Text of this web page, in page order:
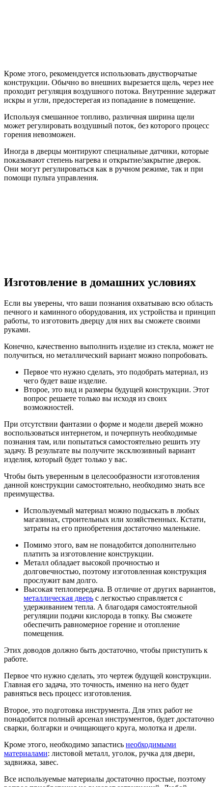
Кроме этого, рекомендуется использовать двустворчатые
конструкции. Обычно во внешних вырезается щель, через нее
проходит регуляция воздушного потока. Внутренние задержат
искры и угли, предостерегая из попадание в помещение.
Используя смешанное топливо, различная ширина щели
может регулировать воздушный поток, без которого процесс
горения невозможен.
Иногда в дверцы монтируют специальные датчики, которые
показывают степень нагрева и открытие/закрытие дверок.
Они могут регулироваться как в ручном режиме, так и при
помощи пульта управления.
Изготовление в домашних условиях
Если вы уверены, что ваши познания охватываю всю область
печного и каминного оборудования, их устройства и принцип
работы, то изготовить дверцу для них вы сможете своими
руками.
Конечно, качественно выполнить изделие из стекла, может не
получиться, но металлический вариант можно попробовать.
Первое что нужно сделать, это подобрать материал, из
чего будет ваше изделие.
Второе, это вид и размеры будущей конструкции. Этот
вопрос решаете только вы исходя из своих
возможностей.
При отсутствии фантазии о форме и модели дверей можно
воспользоваться интернетом, и почерпнуть необходимые
познания там, или попытаться самостоятельно решить эту
задачу. В результате вы получите эксклюзивный вариант
изделия, который будет только у вас.
Чтобы быть уверенным в целесообразности изготовления
данной конструкции самостоятельно, необходимо знать все
преимущества.
Используемый материал можно подыскать в любых
магазинах, строительных или хозяйственных. Кстати,
затраты на его приобретения достаточно маленькие.
Помимо этого, вам не понадобится дополнительно
платить за изготовление конструкции.
Металл обладает высокой прочностью и
долговечностью, поэтому изготовленная конструкция
прослужит вам долго.
Высокая теплопередача. В отличие от других вариантов,
металлическая дверь с легкостью справляется с
удерживанием тепла. А благодаря самостоятельной
регуляции подачи кислорода в топку. Вы сможете
обеспечить равномерное горение и отопление
помещения.
Этих доводов должно быть достаточно, чтобы приступить к
работе.
Первое что нужно сделать, это чертеж будущей конструкции.
Главная его задача, это точность, именно на него будет
равняться весь процесс изготовления.
Второе, это подготовка инструмента. Для этих работ не
понадобится полный арсенал инструментов, будет достаточно
сварки, болгарки и очищающего круга, молотка и дрели.
Кроме этого, необходимо запастись необходимыми
материалами: листовой металл, уголок, ручка для двери,
задвижка, завес.
Все используемые материалы достаточно простые, поэтому